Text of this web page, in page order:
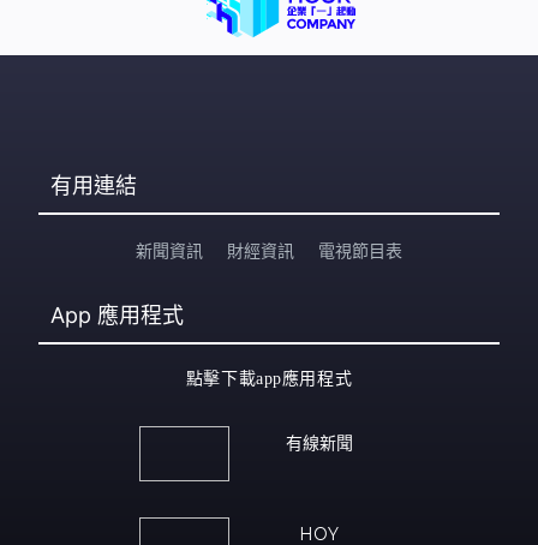
有用連結
新聞資訊 財經資訊 電視節目表
App 應用程式
點擊下載app應用程式
有線新聞
HOY